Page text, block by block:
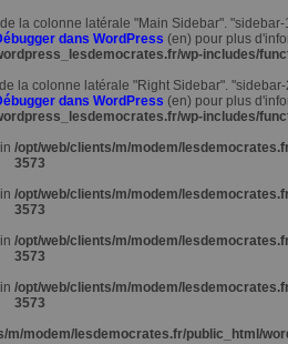
la colonne latérale "Main Sidebar".
dans WordPress (en) pour plus
wp-includes/
la colonne latérale "Right Sidebar".
dans WordPress (en) pour plus
wp-includes/
/opt/web/clients/m/modem/
3573
/opt/web/clients/m/modem/
3573
/opt/web/clients/m/modem/
3573
/opt/web/clients/m/modem/
3573
m/modem/lesdemocrates.fr/public_html/